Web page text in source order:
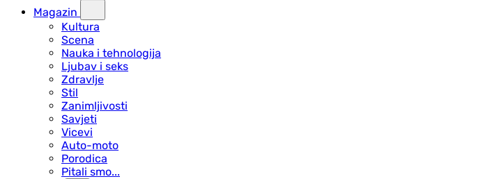
Magazin
Kultura
Scena
Nauka i tehnologija
Ljubav i seks
Zdravlje
Stil
Zanimljivosti
Savjeti
Vicevi
Auto-moto
Porodica
Pitali smo...